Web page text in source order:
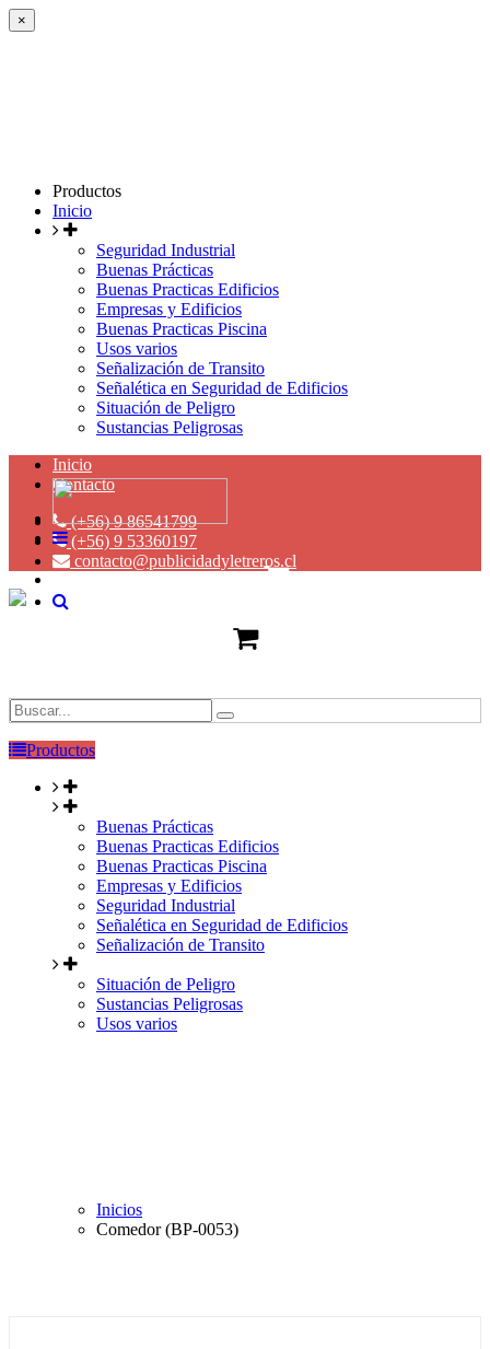
×
Productos
Inicio
Seguridad Industrial
Buenas Prácticas
Buenas Practicas Edificios
Empresas y Edificios
Buenas Practicas Piscina
Usos varios
Señalización de Transito
Señalética en Seguridad de Edificios
Situación de Peligro
Sustancias Peligrosas
Inicio
Contacto
(+56) 9 86541799
(+56) 9 53360197
contacto@publicidadyletreros.cl
Productos
Buenas Prácticas
Buenas Practicas Edificios
Buenas Practicas Piscina
Empresas y Edificios
Seguridad Industrial
Señalética en Seguridad de Edificios
Señalización de Transito
Situación de Peligro
Sustancias Peligrosas
Usos varios
Inicios
Comedor (BP-0053)